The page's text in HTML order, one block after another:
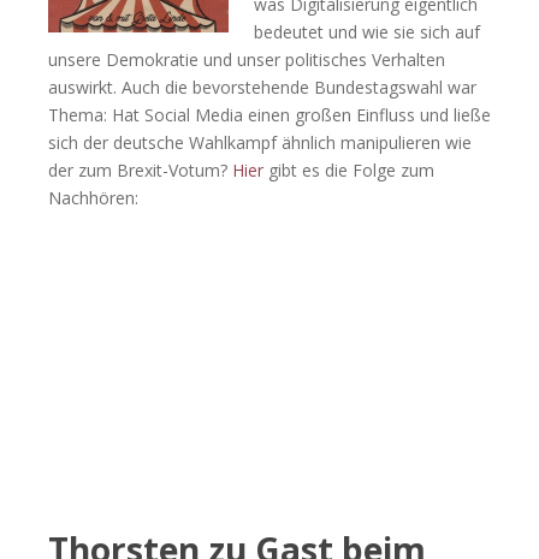
bedeutet und wie sie sich auf
unsere Demokratie und unser politisches Verhalten
auswirkt. Auch die bevorstehende Bundestagswahl war
Thema: Hat Social Media einen großen Einfluss und ließe
sich der deutsche Wahlkampf ähnlich manipulieren wie
der zum Brexit-Votum? Hier gibt es die Folge zum
Nachhören:
Thorsten zu Gast beim